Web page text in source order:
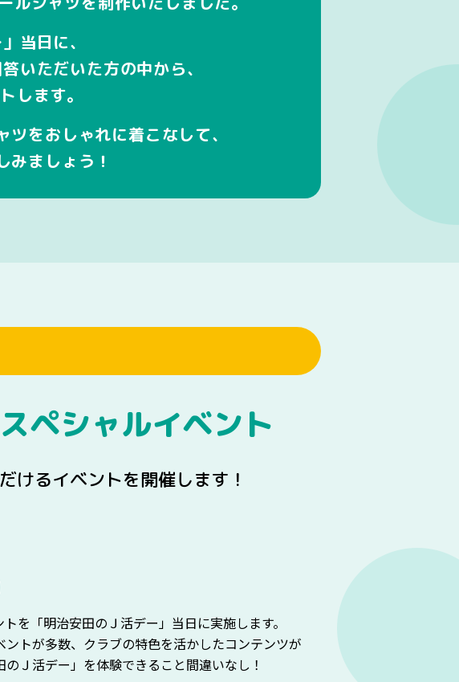
当日に、
いただいた方の中から、
します。
をおしゃれに着こなして、
みましょう！
シャルイベント
けるイベントを開催します！
を「明治安田のＪ活デー」当日に実施します。
トが多数、クラブの特色を活かしたコンテンツが
Ｊ活デー」を体験できること間違いなし！